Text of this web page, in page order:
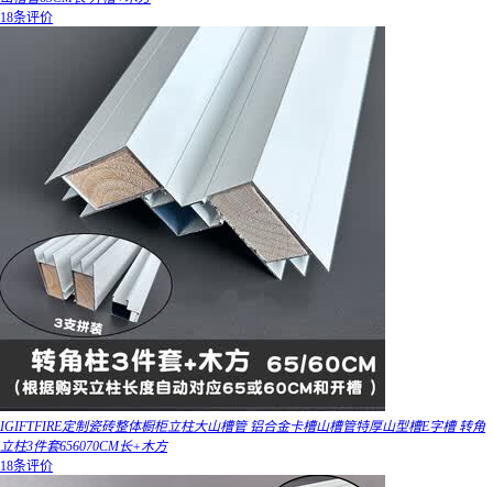
18条评价
IGIFTFIRE定制瓷砖整体橱柜立柱大山槽管 铝合金卡槽山槽管特厚山型槽E字槽 转角
立柱3件套656070CM长+木方
18条评价